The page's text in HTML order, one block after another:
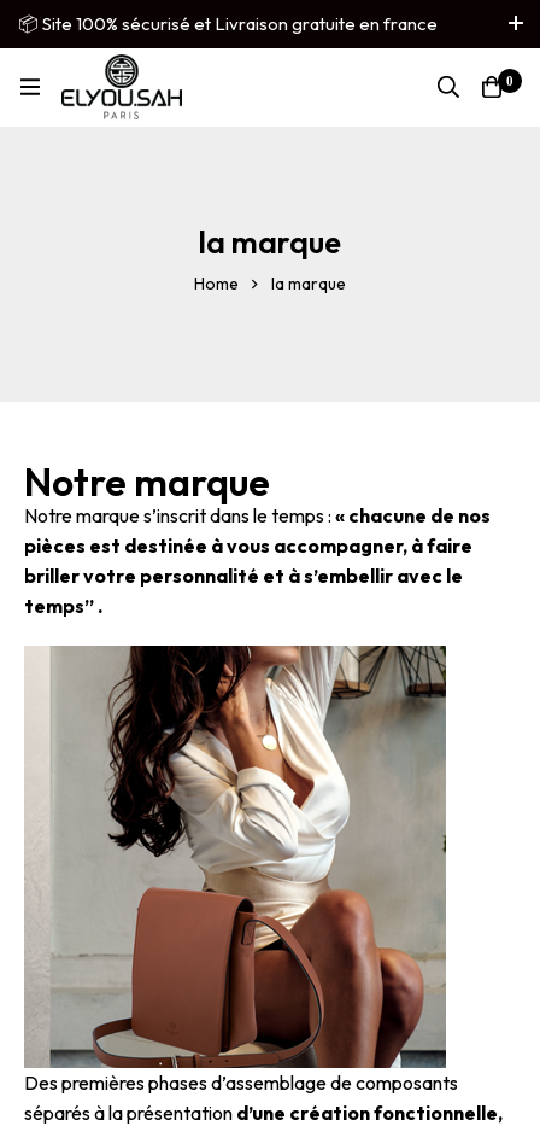
📦 Site 100% sécurisé et Livraison gratuite en france
métropolitaine
French ▼
0
la marque
Home la marque
Notre marque
Notre marque s’inscrit dans le temps : « chacune de nos
pièces est destinée à vous accompagner, à faire
briller votre personnalité et à s’embellir avec le
temps” .
Des premières phases d’assemblage de composants
séparés à la présentation d’une création fonctionnelle,